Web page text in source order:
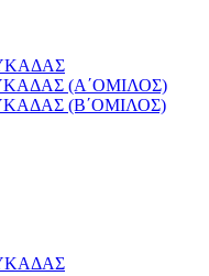
(Α΄ΟΜΙΛΟΣ)
(Β΄ΟΜΙΛΟΣ)